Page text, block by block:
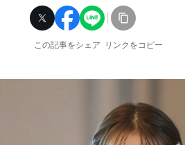
この記事をシェア リンクをコピー